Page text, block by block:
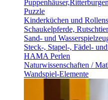
Puzzle
Kinderküchen und
Schaukelpferde,
Sand- und
Steck-, Stapel-, Fädel-
HAMA Perlen
Naturwissenschaften /
Wandspiel-Elemente